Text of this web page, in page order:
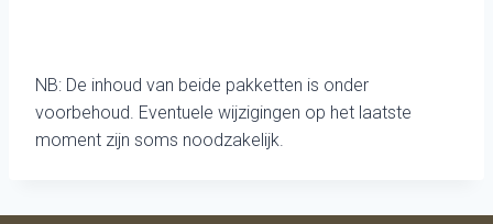
NB: De inhoud van beide pakketten is onder
voorbehoud. Eventuele wijzigingen op het laatste
moment zijn soms noodzakelijk.